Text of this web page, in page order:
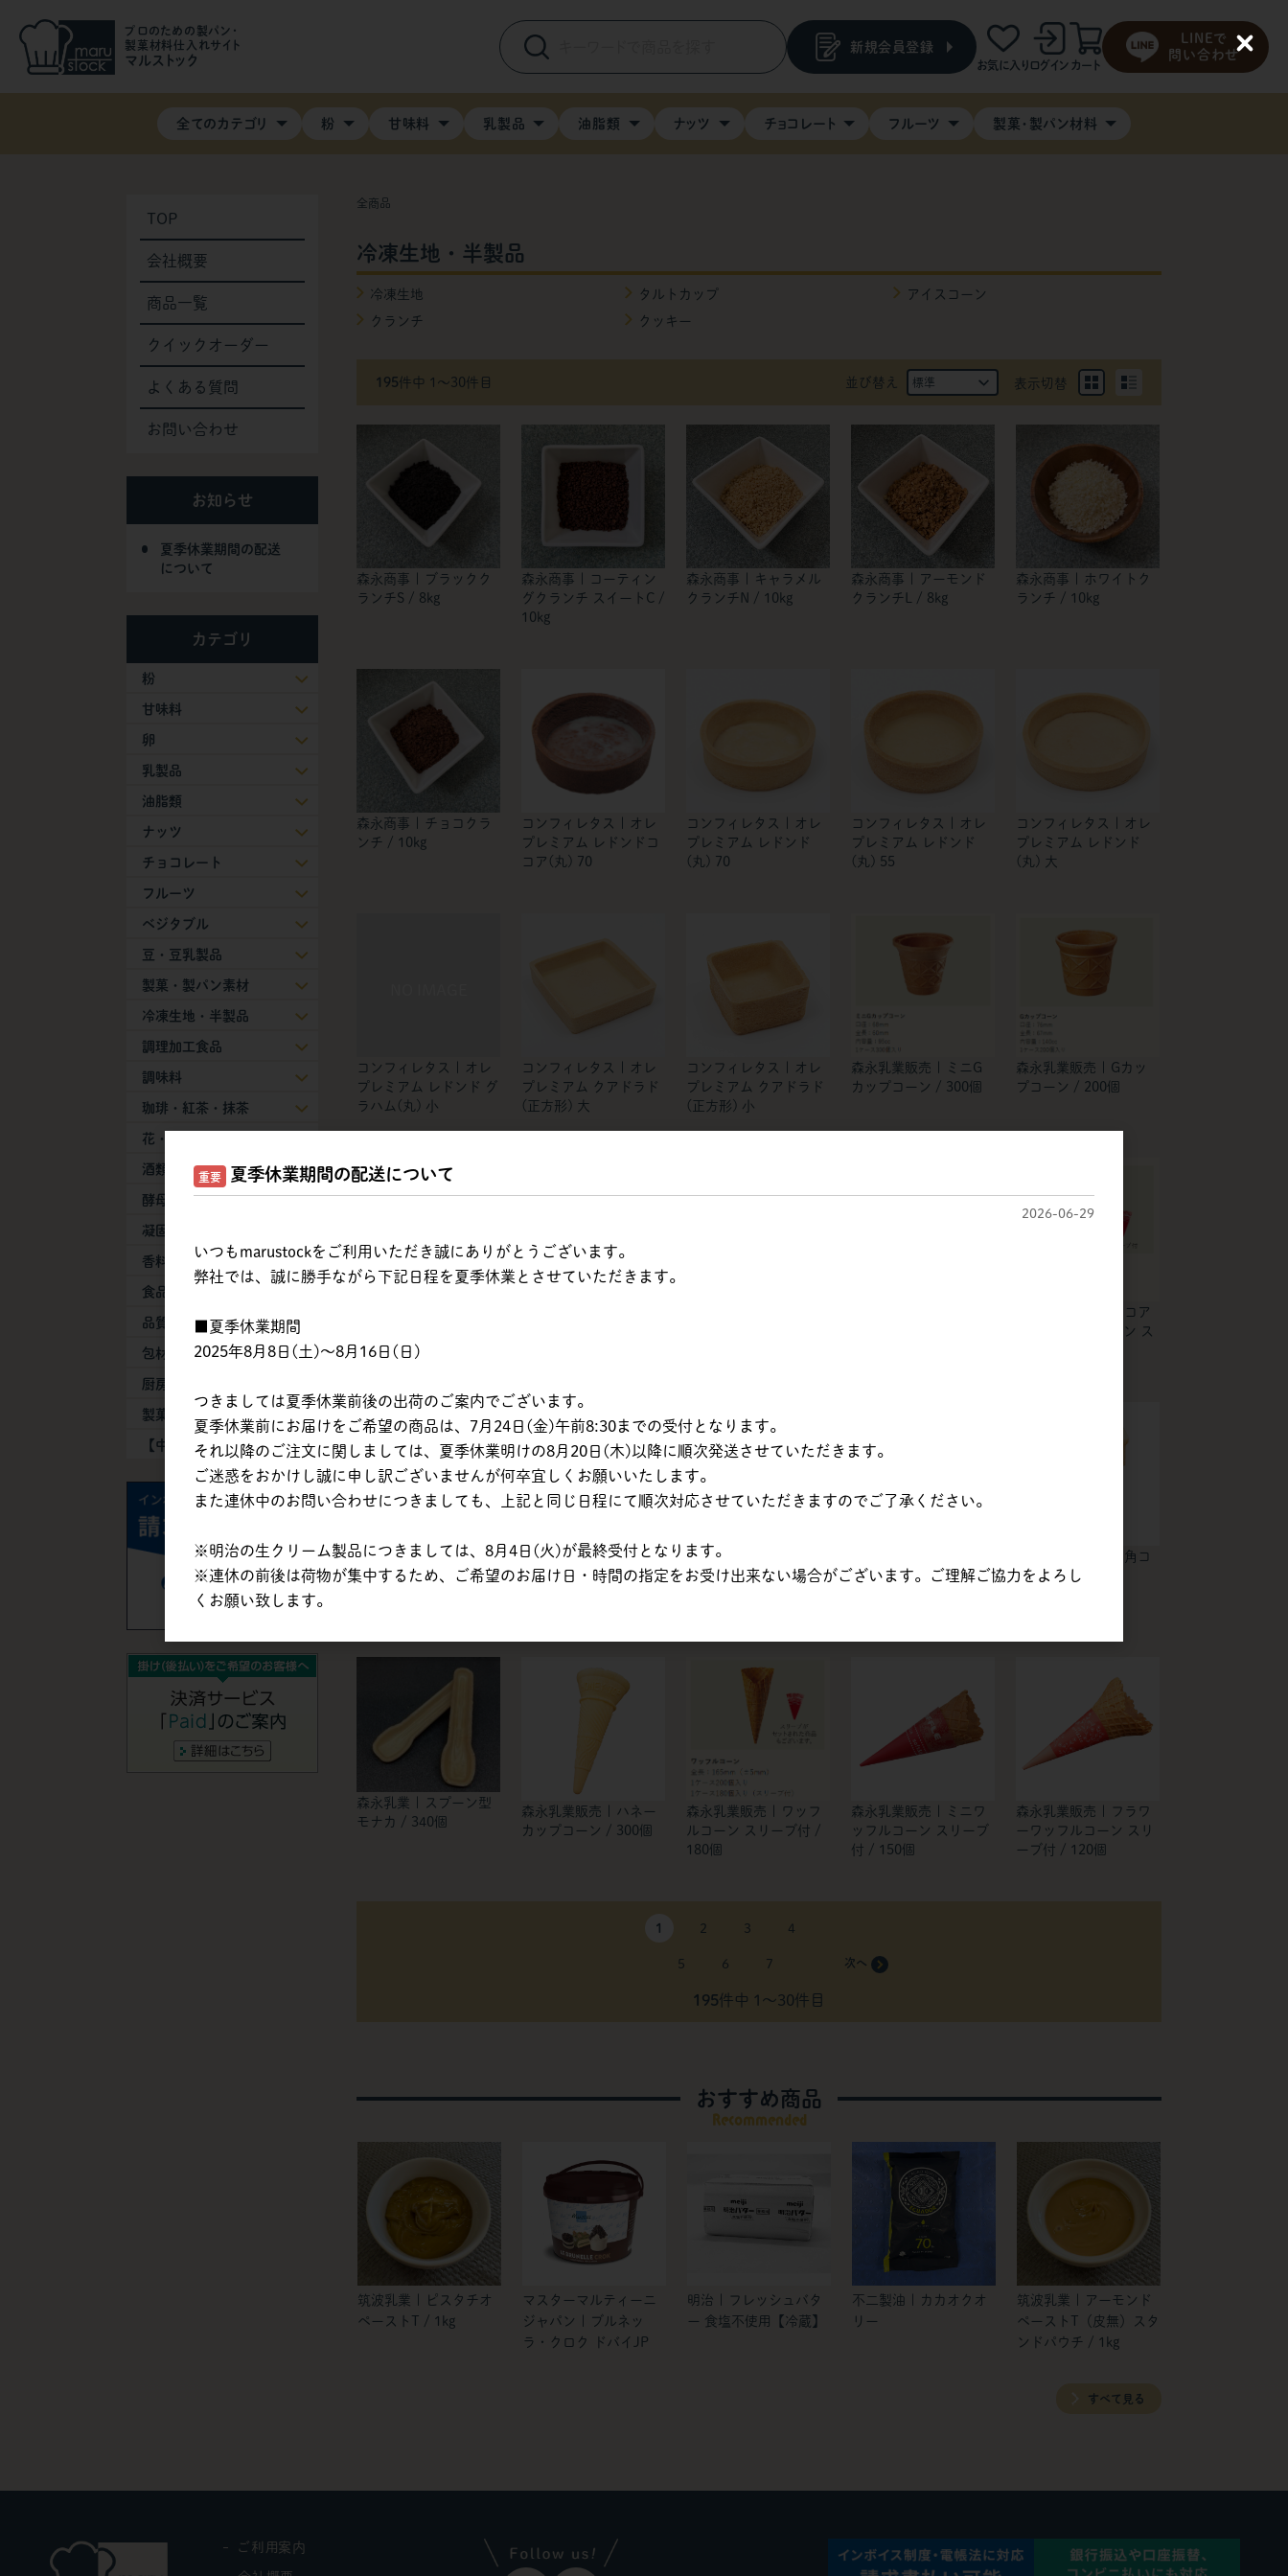
プロのための製パン・
製菓材料仕入れサイト
マルストック
新規会員登録
お気に入り ログイン カート
LINEで
問い合わせ
全てのカテゴリ 粉 甘味料 乳製品 油脂類 ナッツ チョコレート フルーツ 製菓・製パン材料
全商品
冷凍生地・半製品
冷凍生地 タルトカップ
アイスコーン
クランチ
クッキー
195件中 1〜30件目 並び替え 表示切替
森永商事 | ブラックク
ランチS / 8kg
森永商事 | コーティン
グクランチ スイートC /
10kg
森永商事 | キャラメル
クランチN / 10kg
森永商事 | アーモンド
クランチL / 8kg
森永商事 | ホワイトク
ランチ / 10kg
森永商事 | チョコクラ
ンチ / 10kg
コンフィレタス | オレ
プレミアム レドンドコ
コア(丸) 70
コンフィレタス | オレ
プレミアム レドンド
(丸) 70
コンフィレタス | オレ
プレミアム レドンド
(丸) 55
コンフィレタス | オレ
プレミアム レドンド
(丸) 大
コンフィレタス | オレ
プレミアム レドンド グ
ラハム(丸) 小
コンフィレタス | オレ
プレミアム クアドラド
(正方形) 大
コンフィレタス | オレ
プレミアム クアドラド
(正方形) 小
森永乳業販売 | ミニG
カップコーン / 300個
森永乳業販売 | Gカッ
プコーン / 200個
ーブ付 / 400個
森永乳業販売 | ココア
ミニワッフルコーン ス
森永乳業販売 | シュガ
ーコーン スリーブ付 /
森永乳業販売 | 三角コ
ーン / 360個
森永商事 | コーンフレ
ークN / 1kg
ランチL / 8kg
森永乳業販売 | 四角コ
ーン / 250個
森永乳業 | スプーン型
モナカ / 340個
森永乳業販売 | ハネー
カップコーン / 300個
森永乳業販売 | ワッフ
ルコーン スリーブ付 /
180個
森永乳業販売 | ミニワ
ッフルコーン スリーブ
付 / 150個
森永乳業販売 | フラワ
ーワッフルコーン スリ
ーブ付 / 120個
195件中 1〜30件目
1 2 3 4
5 6 7
おすすめ商品
Recommended
筑波乳業 | ピスタチオ
ペーストT / 1kg
マスターマルティーニ
ジャパン | ブルネッ
ラ・クロク ドバイJP
明治 | フレッシュバタ
ー 食塩不使用【冷蔵】
不二製油 | カカオクオ
リー
筑波乳業 | アーモンド
ペーストT（皮無）スタ
ンドパウチ / 1kg
すべて見る
TOP
会社概要
商品一覧
クイックオーダー
よくある質問
お問い合わせ
お知らせ
夏季休業期間の配送
について
カテゴリ
粉
甘味料
卵
乳製品
油脂類
ナッツ
チョコレート
フルーツ
ベジタブル
豆・豆乳製品
製菓・製パン素材
冷凍生地・半製品
調理加工食品
調味料
珈琲・紅茶・抹茶
花・葉物
酒類
酵母・膨張剤
凝固剤
香料
食品添加物
品質保持剤
包材・容器
厨房器具・消耗品
製菓製パン機械
【中古】機械・備品
ご利用案内
重要 夏季休業期間の配送について
2026-06-29
いつもmarustockをご利用いただき誠にありがとうございます。
弊社では、誠に勝手ながら下記日程を夏季休業とさせていただきます。
■夏季休業期間
2025年8月8日(土)～8月16日(日)
つきましては夏季休業前後の出荷のご案内でございます。
夏季休業前にお届けをご希望の商品は、7月24日(金)午前8:30までの受付となります。
それ以降のご注文に関しましては、夏季休業明けの8月20日(木)以降に順次発送させていただきます。
ご迷惑をおかけし誠に申し訳ございませんが何卒宜しくお願いいたします。
また連休中のお問い合わせにつきましても、上記と同じ日程にて順次対応させていただきますのでご了承ください。
※明治の生クリーム製品につきましては、8月4日(火)が最終受付となります。
※連休の前後は荷物が集中するため、ご希望のお届け日・時間の指定をお受け出来ない場合がございます。ご理解ご協力をよろし
くお願い致します。
C
l